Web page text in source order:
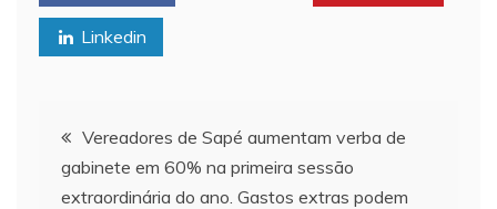
Linkedin
Navegação de Post
Vereadores de Sapé aumentam verba de
gabinete em 60% na primeira sessão
extraordinária do ano. Gastos extras podem